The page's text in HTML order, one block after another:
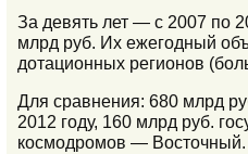
За девять лет — с 2007 по
млрд руб. Их ежегодный
дотационных регионов
Для сравнения: 680 млрд
2012 году, 160 млрд руб.
космодромов — Восточный.